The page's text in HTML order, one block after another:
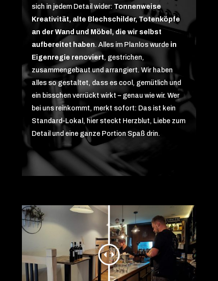
sich in jedem Detail wider: Tonnenweise
Kreativität, alte Blechschilder, Totenköpfe
an der Wand und Möbel, die wir selbst
aufbereitet haben. Alles im Planlos wurde in
Eigenregie renoviert, gestrichen,
zusammengebaut und arrangiert. Wir haben
alles so gestaltet, dass es cool, gemütlich und
ein bisschen verrückt wirkt – genau wie wir. Wer
bei uns reinkommt, merkt sofort: Das ist kein
Standard-Lokal, hier steckt Herzblut, Liebe zum
Detail und eine ganze Portion Spaß drin.